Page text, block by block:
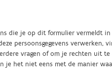
die je op dit formulier vermeldt
persoonsgegevens verwerken,
je het niet eens met de manier